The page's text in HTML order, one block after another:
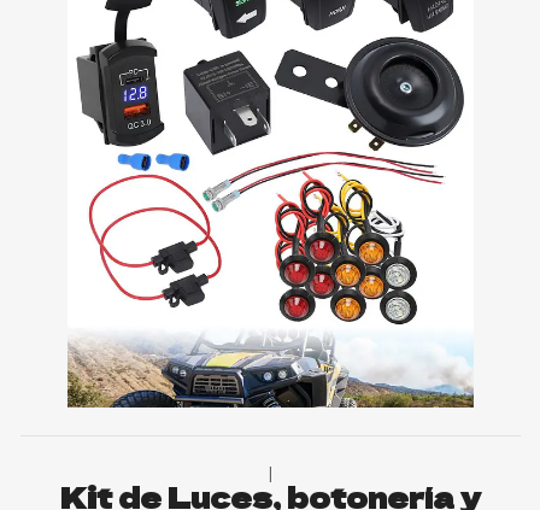
|
Kit de Luces, botonería y